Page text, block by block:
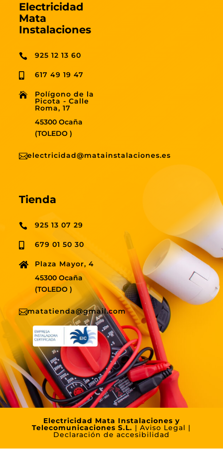
Electricidad
Mata
Instalaciones
 925 12 13 60
 617 49 19 47
 Polígono de la
Picota - Calle
Roma, 17
45300 Ocaña
(TOLEDO )
electricidad@matainstalaciones.es
Tienda
 925 13 07 29
 679 01 50 30

Plaza Mayor, 4
45300 Ocaña
(TOLEDO )
matatienda@gmail.com
Electricidad Mata Instalaciones y
Telecomunicaciones S.L. |Aviso Legal |
Declaración de accesibilidad